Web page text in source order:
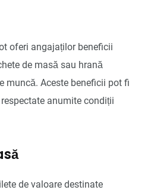
oferi angajaților beneficii
de masă sau hrană
muncă. Aceste beneficii pot fi
anumite condiții
de valoare destinate